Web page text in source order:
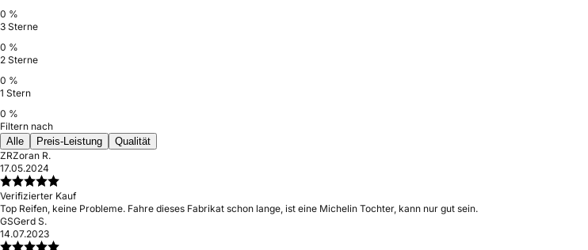
0 %
3 Sterne
0 %
2 Sterne
0 %
1 Stern
0 %
Filtern nach
Alle
Preis-Leistung
Qualität
ZRZoran R.
17.05.2024
Verifizierter Kauf
Top Reifen, keine Probleme. Fahre dieses Fabrikat schon lange, ist eine Michelin Tochter, kann nur gut sein.
GSGerd S.
14.07.2023